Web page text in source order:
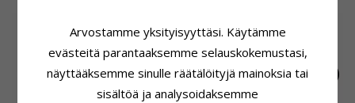
Arvostamme yksityisyyttäsi. Käytämme
evästeitä parantaaksemme selauskokemustasi,
näyttääksemme sinulle räätälöityjä mainoksia tai
sisältöä ja analysoidaksemme